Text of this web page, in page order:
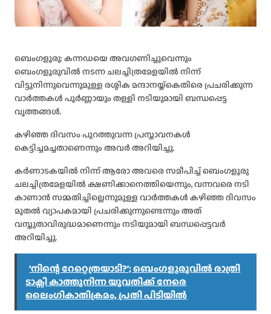
ബെംഗളൂരു: കന്നഡയെ അവഗണിച്ചുവെന്നും
ബെംഗളൂരുവില്‍ നടന്ന ചലച്ചിത്രമേളയില്‍ നിന്ന്
വിട്ടുനിന്നുവെന്നുമുള്ള രശ്മിക മന്ദാനയ്ക്കെതിരെ പ്രചരിക്കുന്ന
വാര്‍ത്തകള്‍ പൂര്‍ണ്ണായും തള്ളി നടിയുമായി ബന്ധപ്പെട്ട
വൃത്തങ്ങള്‍.
കഴിഞ്ഞ ദിവസം പുറത്തുവന്ന പ്രസ്താവനകള്‍
കെട്ടിച്ചമച്ചതാണെന്നും അവര്‍ അറിയിച്ചു.
കര്‍ണാടകയില്‍ നിന്ന് ആരോ അവരെ സമീപിച്ച്‌ ബെംഗളൂരു
ചലച്ചിത്രമേളയില്‍ ക്ഷണിക്കാനെത്തിയെന്നും, വന്നവരെ നടി
കാണാന്‍ സമ്മതിച്ചില്ലെന്നുമുള്ള വാര്‍ത്തകള്‍ കഴിഞ്ഞ ദിവസം
മുതല്‍ വ്യാപകമായി പ്രചരിക്കുന്നുണ്ടെന്നും അത്
വസ്തുതാവിരുദ്ധമാണെന്നും നടിയുമായി ബന്ധപ്പെട്ടവര്‍
അറിയിച്ചു.
‘നിന്റെ റേറ്റെത്രയാടി?’; ബെംഗളൂരുവിൽ രാത്രി
ടാക്സി കാത്തുനിന്ന യുവതിക്ക് നേരെ
ലൈംഗികാതിക്രമം, പ്രതി പിടിയിൽ